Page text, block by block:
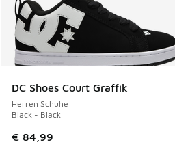
DC Shoes Court Graffik
Herren Schuhe
Black - Black
€ 84,99